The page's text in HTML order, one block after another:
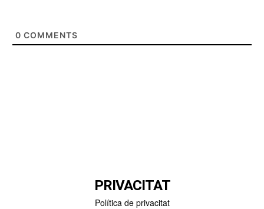
0 COMMENTS
PRIVACITAT
Política de privacitat